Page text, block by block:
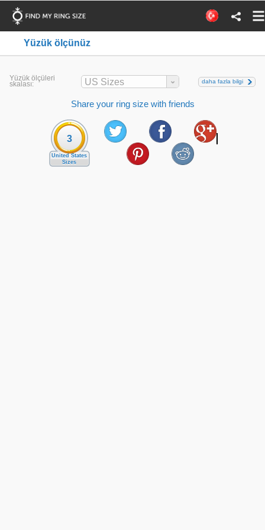
Yüzük ölçünüz
Yüzük ölçüleri
skalası: US Sizes daha fazla bilgi
Share your ring size with friends
3
United States
Sizes